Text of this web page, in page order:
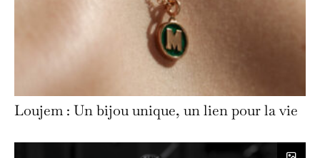
Loujem : Un bijou unique, un lien pour la vie